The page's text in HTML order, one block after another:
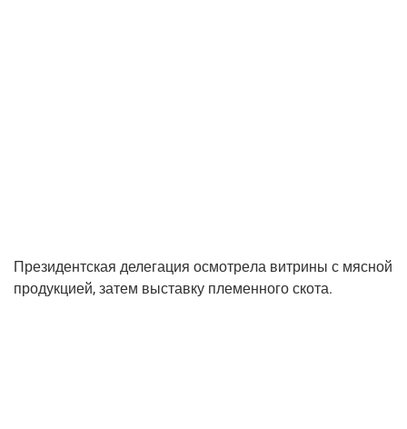
Пре­зи­дент­ская деле­га­ция осмот­ре­ла вит­ри­ны с мяс­ной
про­дук­ци­ей, затем выстав­ку пле­мен­но­го скота.